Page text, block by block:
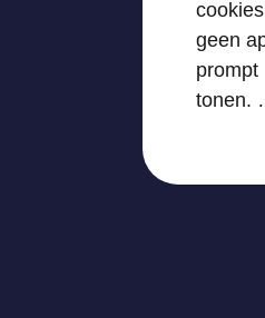
cookies
geen
prompt
tonen.